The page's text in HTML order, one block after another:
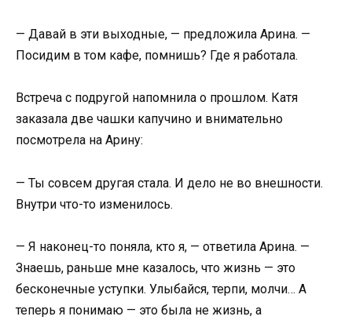
— Давай в эти выходные, — предложила Арина. —
Посидим в том кафе, помнишь? Где я работала.
Встреча с подругой напомнила о прошлом. Катя
заказала две чашки капучино и внимательно
посмотрела на Арину:
— Ты совсем другая стала. И дело не во внешности.
Внутри что-то изменилось.
— Я наконец-то поняла, кто я, — ответила Арина. —
Знаешь, раньше мне казалось, что жизнь — это
бесконечные уступки. Улыбайся, терпи, молчи… А
теперь я понимаю — это была не жизнь, а